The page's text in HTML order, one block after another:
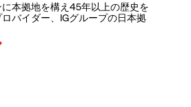
本拠地を構え45年以上の歴史を
バイダー、IGグループの日本拠